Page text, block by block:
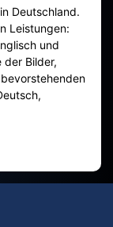
Deutschland.
Leistungen:
und
der Bilder,